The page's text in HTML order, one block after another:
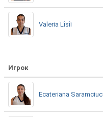
Valeria Lîsîi
Игрок
Ecateriana Saramciuc